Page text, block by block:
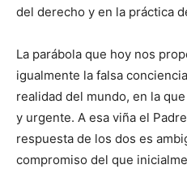
del derecho y en la práctica
La parábola que hoy nos
igualmente la falsa
realidad del mundo, en la
y urgente. A esa viña el
respuesta de los dos es
compromiso del que